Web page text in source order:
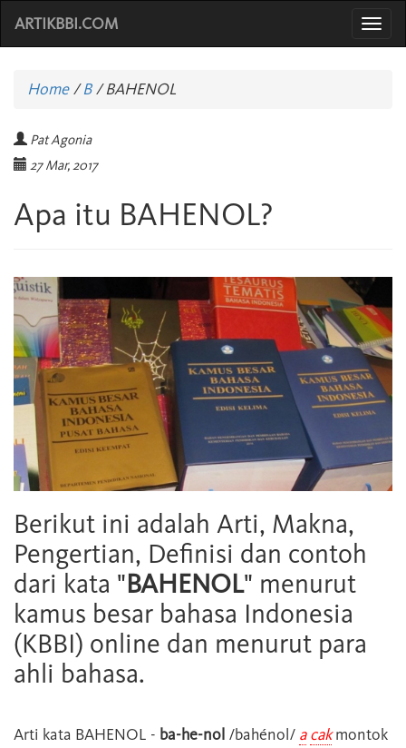
ARTIKBBI.COM
Home/B /BAHENOL
Pat Agonia
27 Mar, 2017
Apa itu BAHENOL?
Berikut ini adalah Arti, Makna,
Pengertian, Definisi dan contoh
dari kata "BAHENOL" menurut
kamus besar bahasa Indonesia
(KBBI) online dan menurut para
ahli bahasa.
Arti kata BAHENOL - ba-he-nol /bahénol/ a cakmontok